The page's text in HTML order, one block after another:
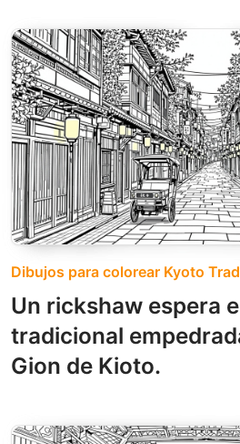
Dibujos para colorear Kyoto
Un rickshaw espera
tradicional
Gion de Kioto.